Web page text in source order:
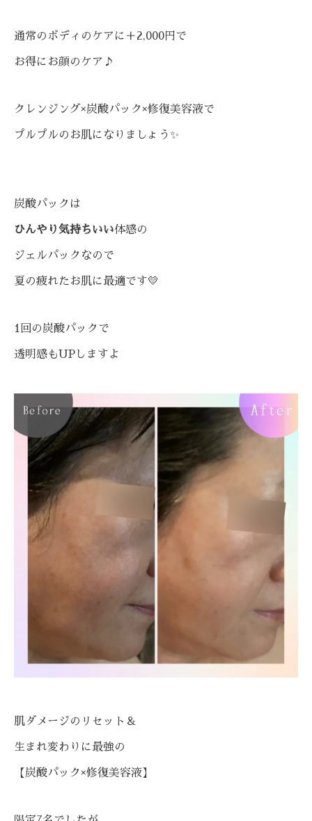
通常のボディのケアに ＋2,000円で
お得にお顔のケア♪
クレンジング×炭酸パック×修復美容液で
プルプルのお肌になりましょう✨
炭酸パックは
ひんやり気持ちいい体感の
ジェルパックなので
夏の疲れたお肌に最適です💛
1回の炭酸パックで
透明感もUPしますよ
肌ダメージのリセット＆
生まれ変わりに最強の
【炭酸パック×修復美容液】